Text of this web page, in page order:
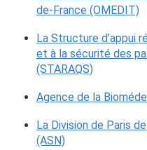
de-France (OMEDIT)
La Structure d’appui
et à la sécurité des
(STARAQS)
Agence de la
La Division de Paris
(ASN)